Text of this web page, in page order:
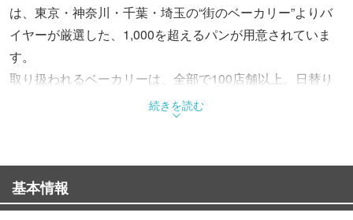
は、東京・神奈川・千葉・埼玉の“街のベーカリー”よりバ
イヤーが厳選した、1,000を超えるパンが用意されていま
す。
取り扱われるベーカリーは、全部で100店舗以上。日替り
で毎日40店舗以上が出店するため、来るたびに新しいパン
続きを読む
基本情報